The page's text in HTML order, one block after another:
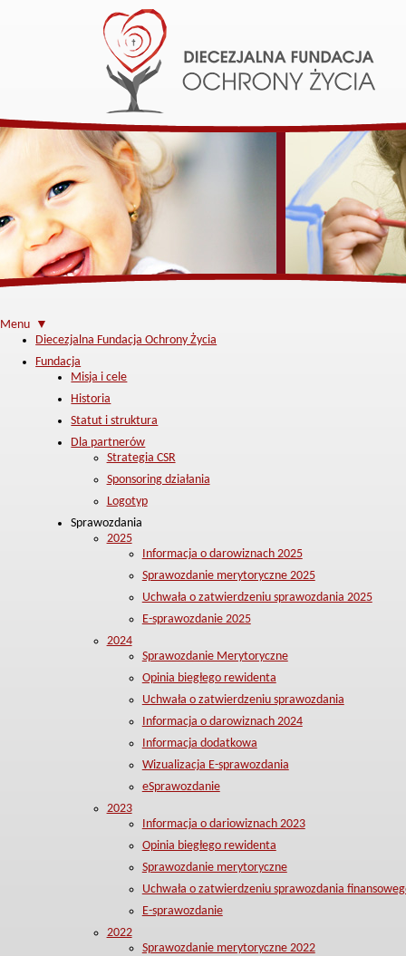
Menu ▼
Diecezjalna Fundacja Ochrony Życia
Fundacja
Misja i cele
Historia
Statut i struktura
Dla partnerów
Strategia CSR
Sponsoring działania
Logotyp
Sprawozdania
2025
Informacja o darowiznach 2025
Sprawozdanie merytoryczne 2025
Uchwała o zatwierdzeniu sprawozdania 2025
E-sprawozdanie 2025
2024
Sprawozdanie Merytoryczne
Opinia biegłego rewidenta
Uchwała o zatwierdzeniu sprawozdania
Informacja o darowiznach 2024
Informacja dodatkowa
Wizualizacja E-sprawozdania
eSprawozdanie
2023
Informacja o dariowiznach 2023
Opinia biegłego rewidenta
Sprawozdanie merytoryczne
Uchwała o zatwierdzeniu sprawozdania
E-sprawozdanie
2022
Sprawozdanie merytoryczne 2022